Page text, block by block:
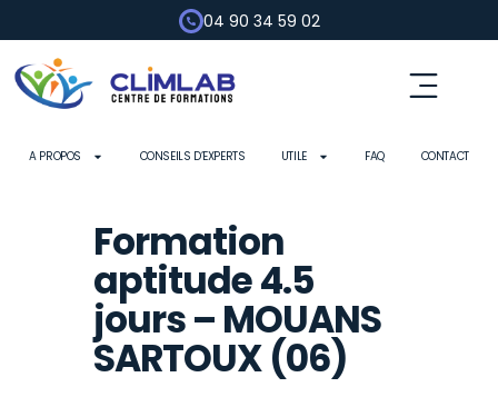
04 90 34 59 02
A PROPOS CONSEILS D’EXPERTS UTILE FAQ CONTACT
Formation
aptitude 4.5
jours – MOUANS
SARTOUX (06)